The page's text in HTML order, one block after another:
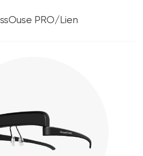
PRO/Lien